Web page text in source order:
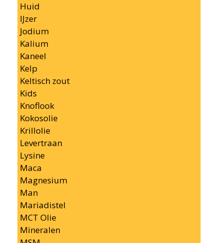
Huid
IJzer
Jodium
Kalium
Kaneel
Kelp
Keltisch zout
Kids
Knoflook
Kokosolie
Krillolie
Levertraan
Lysine
Maca
Magnesium
Man
Mariadistel
MCT Olie
Mineralen